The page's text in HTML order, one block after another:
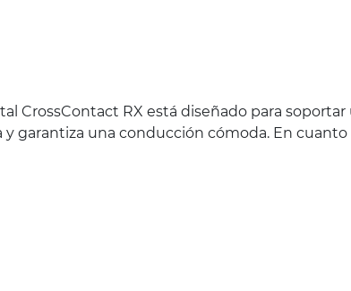
CrossContact RX está diseñado para
y garantiza una conducción cómoda. En